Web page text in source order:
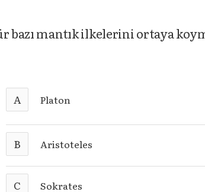
bazı mantık ilkelerini ortaya
A Platon
B Aristoteles
C Sokrates